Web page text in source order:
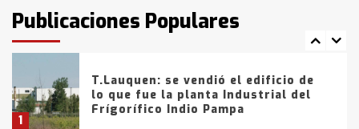
Publicaciones Populares
fueron detenidos por
comercialización de drogas en la
tarde del sábado
1
T.Lauquen: se vendió el edificio de
lo que fue la planta Industrial del
Frígorífico Indio Pampa